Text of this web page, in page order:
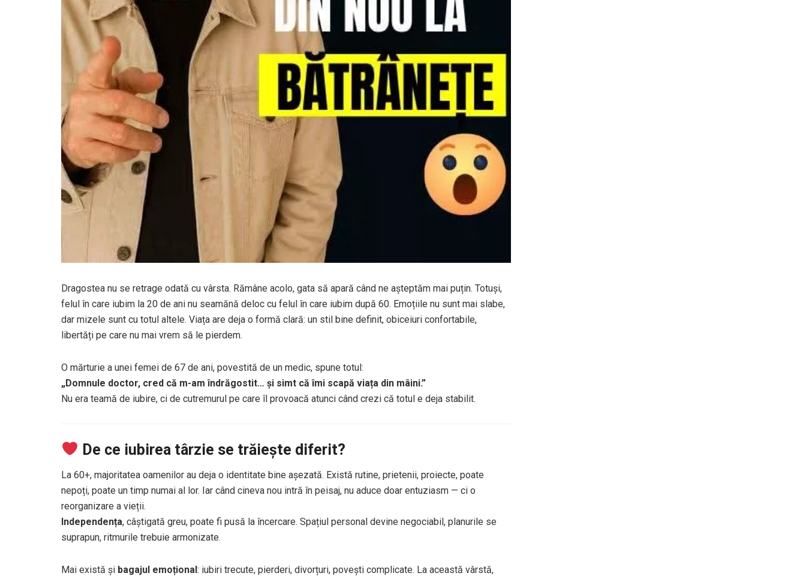
Dragostea nu se retrage odată cu vârsta. Rămâne acolo, gata să apară când ne așteptăm mai puțin. Totuși,
felul în care iubim la 20 de ani nu seamănă deloc cu felul în care iubim după 60. Emoțiile nu sunt mai slabe,
dar mizele sunt cu totul altele. Viața are deja o formă clară: un stil bine definit, obiceiuri confortabile,
libertăți pe care nu mai vrem să le pierdem.
O mărturie a unei femei de 67 de ani, povestită de un medic, spune totul:
„Domnule doctor, cred că m-am îndrăgostit… și simt că îmi scapă viața din mâini.”
Nu era teamă de iubire, ci de cutremurul pe care îl provoacă atunci când crezi că totul e deja stabilit.
De ce iubirea târzie se trăiește diferit?
La 60+, majoritatea oamenilor au deja o identitate bine așezată. Există rutine, prietenii, proiecte, poate
nepoți, poate un timp numai al lor. Iar când cineva nou intră în peisaj, nu aduce doar entuziasm — ci o
reorganizare a vieții.
Independența, câștigată greu, poate fi pusă la încercare. Spațiul personal devine negociabil, planurile se
suprapun, ritmurile trebuie armonizate.
Mai există și bagajul emoțional : iubiri trecute, pierderi, divorțuri, povești complicate. La această vârstă,